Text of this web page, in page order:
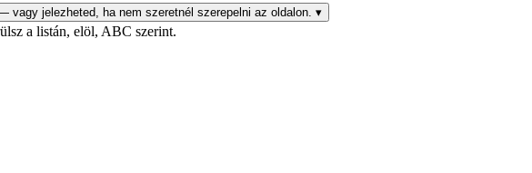
jelezheted, ha nem szeretnél szerepelni az oldalon. ▾
a listán, elöl, ABC szerint.